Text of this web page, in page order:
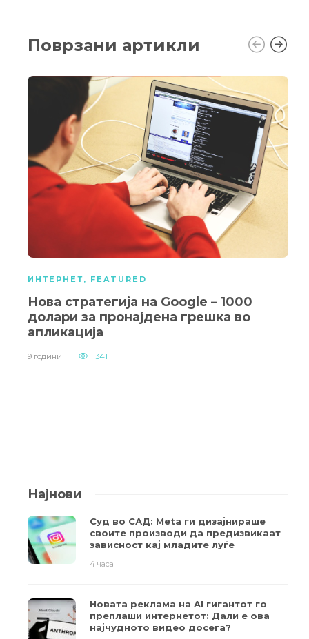
Поврзани артикли
ИНТЕРНЕТ, FEATURED
Нова стратегија на Google – 1000
долари за пронајдена грешка во
апликација
9 години 1341
Најнови
Суд во САД: Meta ги дизајнираше
своите производи да предизвикаат
зависност кај младите луѓе
4 часа
Новата реклама на AI гигантот го
преплаши интернетот: Дали е ова
најчудното видео досега?